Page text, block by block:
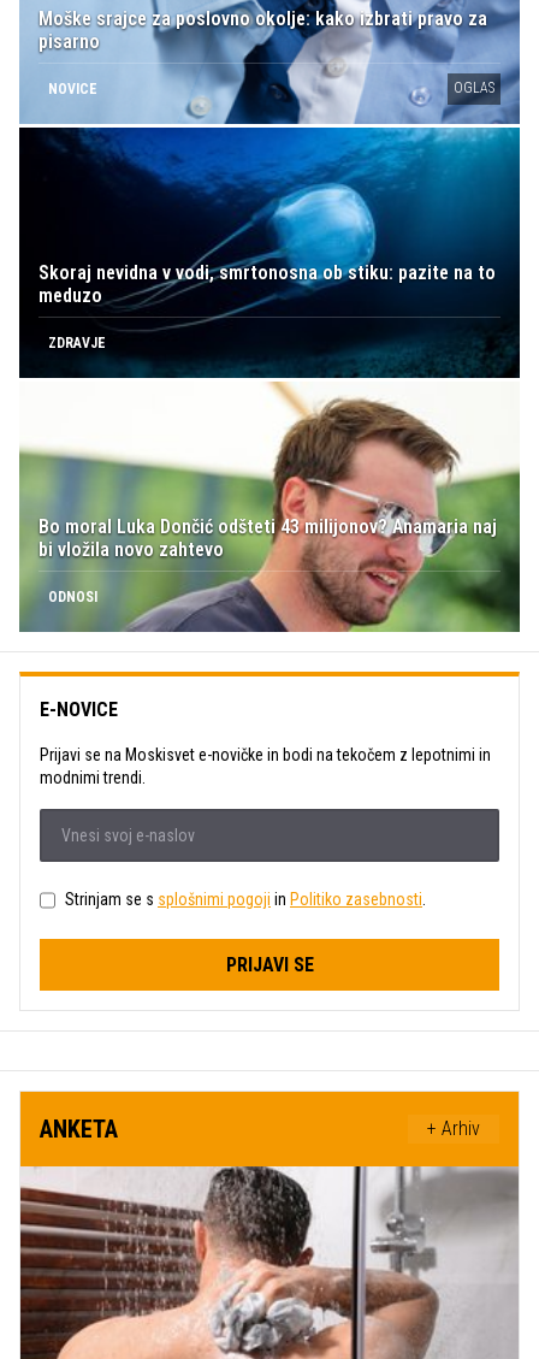
Moške srajce za poslovno okolje: kako izbrati pravo za
pisarno
NOVICE OGLAS
Skoraj nevidna v vodi, smrtonosna ob stiku: pazite na to
meduzo
ZDRAVJE
Bo moral Luka Dončić odšteti 43 milijonov? Anamaria naj
bi vložila novo zahtevo
ODNOSI
E-NOVICE
Prijavi se na Moskisvet e-novičke in bodi na tekočem z lepotnimi in
modnimi trendi.
Strinjam se s splošnimi pogoji in Politiko zasebnosti.
PRIJAVI SE
ANKETA + Arhiv